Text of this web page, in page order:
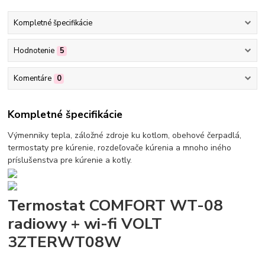
Kompletné špecifikácie
Hodnotenie 5
Komentáre 0
Kompletné špecifikácie
Výmenniky tepla, záložné zdroje ku kotlom, obehové čerpadlá,
termostaty pre kúrenie, rozdeľovače kúrenia a mnoho iného
príslušenstva pre kúrenie a kotly.
Termostat COMFORT WT-08
radiowy + wi-fi VOLT
3ZTERWT08W